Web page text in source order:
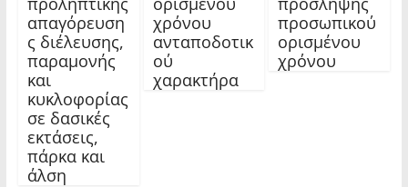
απαγόρευση
ς διέλευσης,
παραμονής
και
κυκλοφορίας
σε δασικές
εκτάσεις,
πάρκα και
άλση
χρόνου
ανταποδοτικ
ού
χαρακτήρα
προσωπικού
ορισμένου
χρόνου